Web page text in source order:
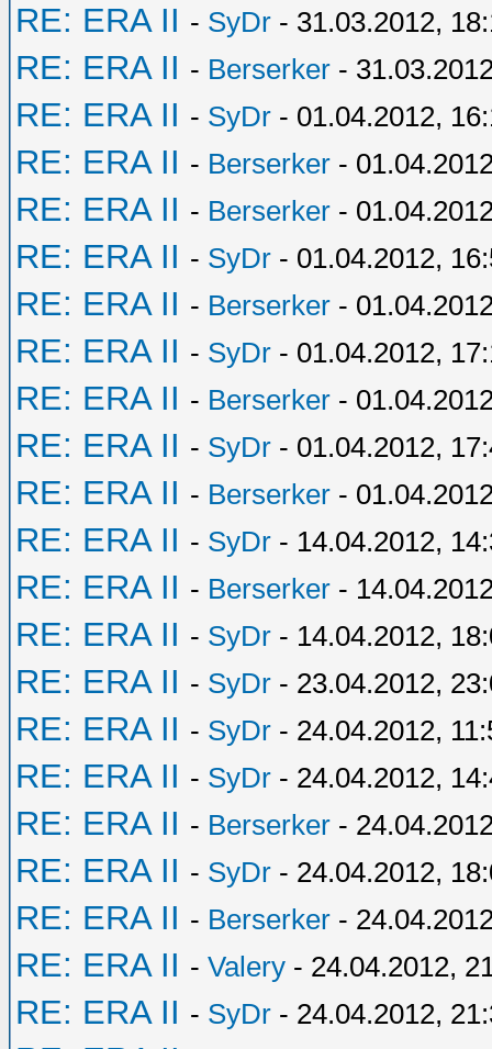
RE: ERA II - SyDr - 31.03.2012,
RE: ERA II - Berserker -
RE: ERA II - SyDr - 01.04.2012,
RE: ERA II - Berserker -
RE: ERA II - Berserker -
RE: ERA II - SyDr - 01.04.2012,
RE: ERA II - Berserker -
RE: ERA II - SyDr - 01.04.2012,
RE: ERA II - Berserker -
RE: ERA II - SyDr - 01.04.2012,
RE: ERA II - Berserker -
RE: ERA II - SyDr - 14.04.2012,
RE: ERA II - Berserker -
RE: ERA II - SyDr - 14.04.2012,
RE: ERA II - SyDr - 23.04.2012,
RE: ERA II - SyDr - 24.04.2012,
RE: ERA II - SyDr - 24.04.2012,
RE: ERA II - Berserker -
RE: ERA II - SyDr - 24.04.2012,
RE: ERA II - Berserker -
RE: ERA II - Valery - 24.04.2012,
RE: ERA II - SyDr - 24.04.2012,